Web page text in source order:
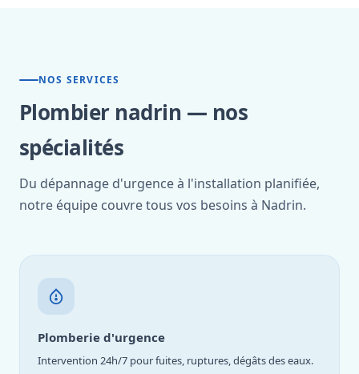
NOS SERVICES
Plombier nadrin — nos
spécialités
Du dépannage d'urgence à l'installation planifiée,
notre équipe couvre tous vos besoins à Nadrin.
Plomberie d'urgence
Intervention 24h/7 pour fuites, ruptures, dégâts des eaux.